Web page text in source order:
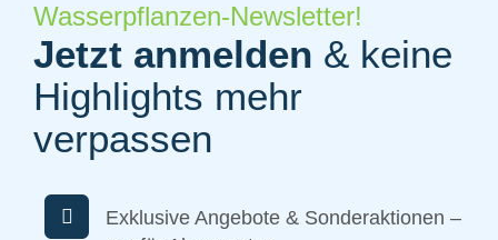
Wasserpflanzen-Newsletter!
Jetzt anmelden & keine
Highlights mehr
verpassen
Exklusive Angebote & Sonderaktionen –